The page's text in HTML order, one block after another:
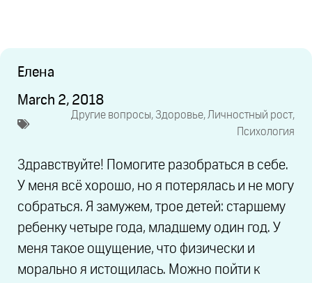
Елена
March 2, 2018
Другие вопросы,Здоровье,Личностный рост,
Психология
Здравствуйте! Помогите разобраться в себе.
У меня всё хорошо, но я потерялась и не могу
собраться. Я замужем, трое детей: старшему
ребенку четыре года, младшему один год. У
меня такое ощущение, что физически и
морально я истощилась. Можно пойти к